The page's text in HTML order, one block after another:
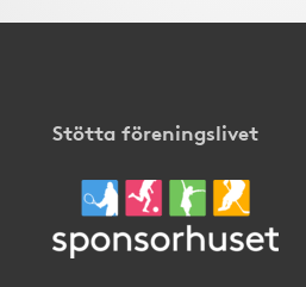
Stötta föreningslivet